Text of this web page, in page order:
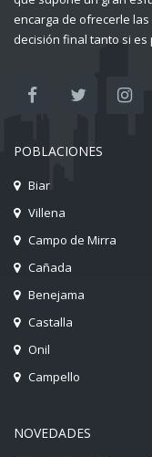
encarga de ofrecerle
decisión final tanto si
POBLACIONES
Biar
Villena
Campo de Mirra
Cañada
Benejama
Castalla
Onil
Campello
NOVEDADES